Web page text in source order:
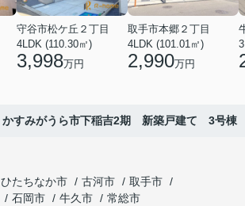
守谷市松ケ丘２丁目
4LDK (110.30㎡)
3,998万円
取手市本郷２丁目
4LDK (101.01㎡)
2,990万円
かすみがうら市下稲吉2期 新築戸建て 3号棟
ひたちなか市 古河市
取手市
石岡市 牛久市
常総市